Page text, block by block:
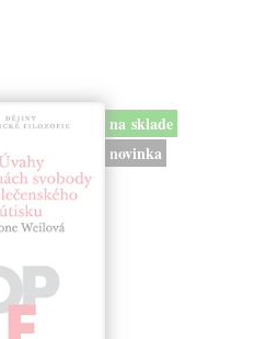
na sklade
novinka